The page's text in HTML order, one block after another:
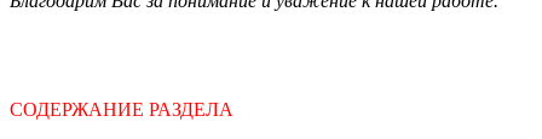
СОДЕРЖАНИЕ РАЗДЕЛА